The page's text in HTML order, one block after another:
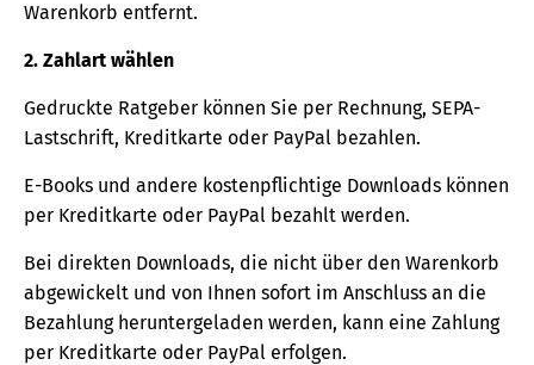
Warenkorb entfernt.
2. Zahlart wählen
Gedruckte Ratgeber können Sie per Rechnung, SEPA-
Lastschrift, Kreditkarte oder PayPal bezahlen.
E-Books und andere kostenpflichtige Downloads können
per Kreditkarte oder PayPal bezahlt werden.
Bei direkten Downloads, die nicht über den Warenkorb
abgewickelt und von Ihnen sofort im Anschluss an die
Bezahlung heruntergeladen werden, kann eine Zahlung
per Kreditkarte oder PayPal erfolgen.